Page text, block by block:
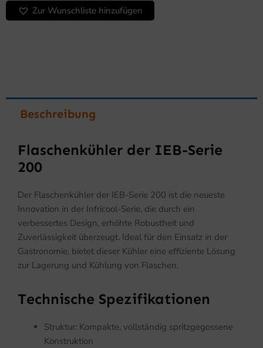
Zur Wunschliste hinzufügen
Beschreibung
Flaschenkühler der IEB-Serie
200
Der Flaschenkühler der IEB-Serie 200 ist die neueste
Innovation in der Infricool-Serie, die durch ein
verbessertes Design, erhöhte Robustheit und
Zuverlässigkeit überzeugt. Ideal für den Einsatz in der
Gastronomie, bietet dieser Kühler eine effiziente Lösung
zur Lagerung und Kühlung von Flaschen.
Technische Spezifikationen
Struktur: Kompakte, vollständig spritzgegossene
Konstruktion